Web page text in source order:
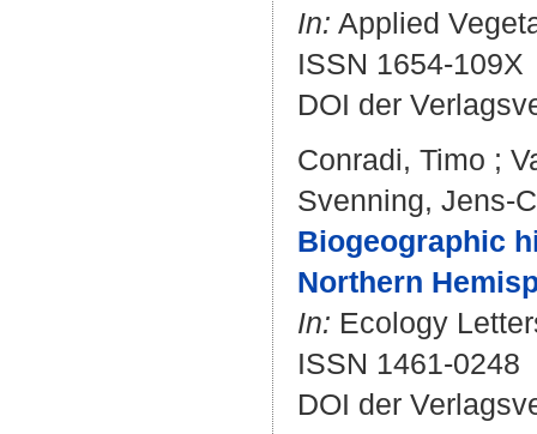
In: Applied
ISSN 1654-109X
DOI der
Conradi, Timo ;
Svenning, Jens-
Biogeographic
Northern
In: Ecology
ISSN 1461-0248
DOI der